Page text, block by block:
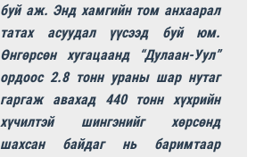
буй аж. Энд хамгийн том анхаарал
татах асуудал үүсээд буй юм.
Өнгөрсөн хугацаанд “Дулаан-Уул”
ордоос 2.8 тонн ураны шар нутаг
гаргаж авахад 440 тонн хүхрийн
хүчилтэй шингэнийг хөрсөнд
шахсан байдаг нь баримтаар